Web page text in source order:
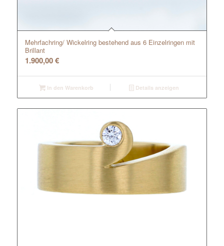
Mehrfachring/ Wickelring bestehend aus 6 Einzelringen mit
Brillant
1.900,00€
In den Warenkorb Details anzeigen